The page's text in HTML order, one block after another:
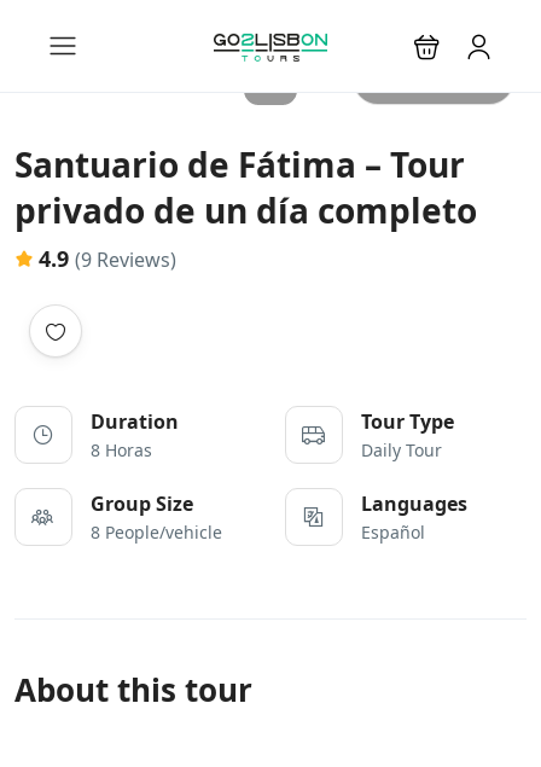
Santuario de Fátima – Tour
privado de un día completo
4.9 (9 Reviews)
Duration
8 Horas
Tour Type
Daily Tour
Group Size
8 People/vehicle
Languages
Español
About this tour